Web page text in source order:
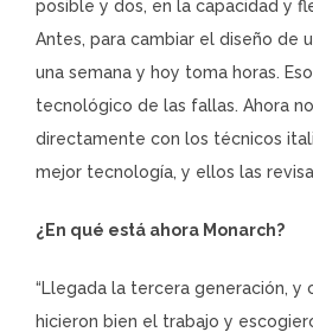
posible y dos, en la capacidad y
Antes, para cambiar el diseño de
una semana y hoy toma horas.
tecnológico de las fallas. Ahora
directamente con los técnicos
mejor tecnología, y ellos las
¿En qué está ahora Monarch?
“Llegada la tercera generación, y
hicieron bien el trabajo y